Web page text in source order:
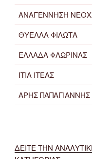
ΑΝΑΓΕΝΝΗΣΗ
ΘΥΕΛΛΑ ΦΙΛΩΤΑ
ΕΛΛΑΔΑ ΦΛΩΡΙΝΑΣ
ΙΤΙΑ ΙΤΕΑΣ
ΑΡΗΣ ΠΑΠΑΓΙΑΝΝΗΣ
ΔΕΙΤΕ ΤΗΝ